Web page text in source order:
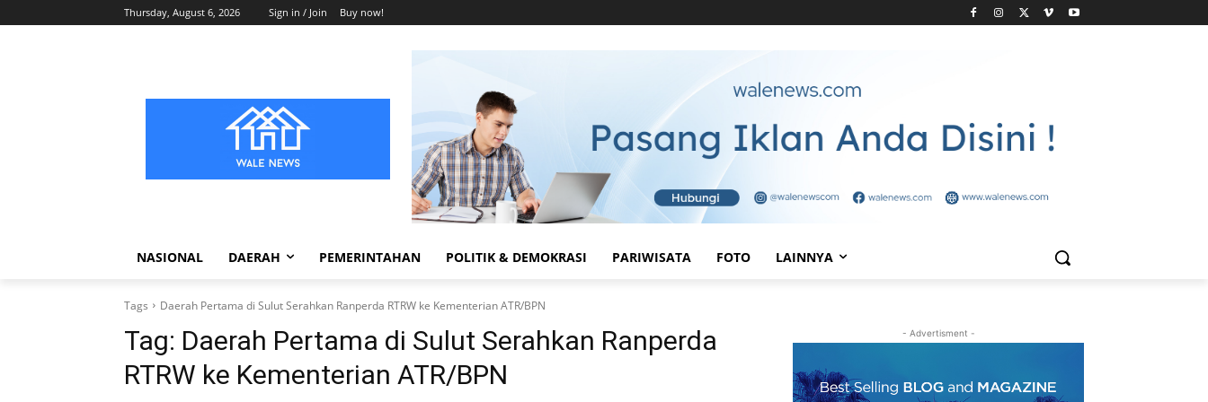
Thursday, August 6, 2026 Sign in / Join Buy now!
NASIONAL DAERAH PEMERINTAHAN POLITIK & DEMOKRASI PARIWISATA FOTO LAINNYA
Tags Daerah Pertama di Sulut Serahkan Ranperda RTRW ke Kementerian ATR/BPN
Tag: Daerah Pertama di Sulut Serahkan Ranperda
RTRW ke Kementerian ATR/BPN
- Advertisment -